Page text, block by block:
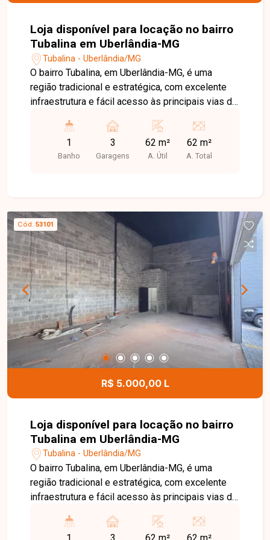
Loja disponível para locação no bairro
Tubalina em Uberlândia-MG
Tubalina - Uberlândia/MG
O bairro Tubalina, em Uberlândia-MG, é uma
região tradicional e estratégica, com excelente
infraestrutura e fácil acesso às principais vias da
supermercados, escolas, farmácias e diversos
serviços, oferece praticidade e grande fluxo de
pessoas e veículos, sendo uma excelente opção
proporcionando alta visibilidade para a empresa
e fácil acesso aos clientes. O imóvel conta com
porta automatizada, banheiro acessível e 03
vagas de estacionamento, oferecendo
praticidade e comodidade para clientes e
colaboradores. Entre em contato para mais
informações e agende uma visita para conhecer
esta excelente oportunidade comercial.
1
Banho
3
Garagens
62 m²
A. Útil
62 m²
A. Total
Cód. 53101
R$ 5.000,00 L
Loja disponível para locação no bairro
Tubalina em Uberlândia-MG
Tubalina - Uberlândia/MG
O bairro Tubalina, em Uberlândia-MG, é uma
região tradicional e estratégica, com excelente
infraestrutura e fácil acesso às principais vias da
supermercados, escolas, farmácias e diversos